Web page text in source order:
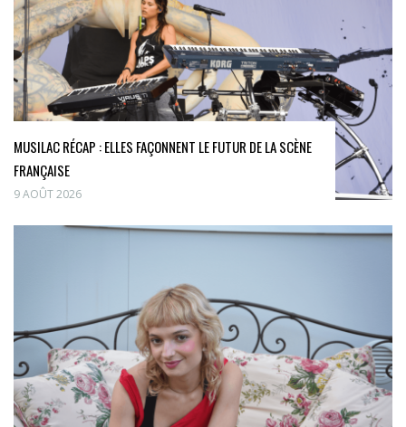
MUSILAC RÉCAP : ELLES FAÇONNENT LE FUTUR DE LA SCÈNE
FRANÇAISE
9 AOÛT 2026